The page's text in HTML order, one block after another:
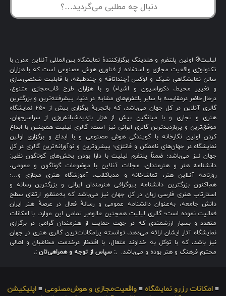
لیلیت® اولین پلتفرم و هلدینگ برگزارکنندهٔ نمایشگاه بین‌المللی آنلاین مدرن با
تکنولوژی واقعیت مجازی و استفاده از فناوری هوش مصنوعی است که با هزاران
سالن نمایشگاهی شیک و لوکس (چنداتاقه و چندطبقه، با قابلیت شخصی‌سازی
و تغییر محیط، دکوراسیون و اشیاء) و با هزاران طرح قاب‌مجازی متنوع،
درحال‌حاضر درمقایسه با سایر پلتفرم‌های مشابه در دنیا، پیشرفته‌ترین و بزرگترین
گالری آنلاین در کل جهان می‌باشد، که باتجربهٔ برگزاری بیش از ۲۵۰ نمایشگاه
هنری و تجاری و با میانگین بیش از هزار بازدیدشبانه‌روزی از سراسرجهان،
موفق‌ترین و پربازدیدترین گالری ایرانی نیز است؛ گالری لیلیت همچنین با ابداع
کردن اولین نگارخانه با گویندگی هوش مصنوعی و با ابداع و برگزاری اولین
نمایشگاه در جهان‌های ناممکن و فانتزی؛ پیشروترین و نوآورانه‌ترین گالری در کل
جهان نیز می‌باشد؛ ضمناً پلتفرم لیلیت با دارا بودن بخش‌های گوناگون نظیر:
دانشنامه هنر و هنرمندان، مجلات آنلاین با موضوعات گوناگون و عمومی،
روزنامه آنلاین هنر، تماشاخانه و مدیاکلاب، آموزشگاه هنری مجازی و…؛
هم‌اکنون بزرگترین دانشنامه بیوگرافی هنرمندان ایرانی و بزرگترین رسانه و
استارتاپ هنری فارسی زبان در کل جهان نیز می‌باشد که به‌منظور ارتقای سطح
دانش جامعه، به‌عنوان دانشنامه عمومی و رسانهٔ فعال در عرصهٔ هنر ایران
فعالیت نموده است؛ گالری لیلیت همچنین علاوه‌بر تمامی این موارد، با امکانات
متعدد و بسیار ارزشمندی که در جهت حمایت از هنرمندان گرامی در برگزاری
نمایشگاه آثار ایشان ارائه می‌دهد، توانسته پرامکانات‌ترین گالری هنری در جهان
نیز باشد، که با توکل به خداوند متعال، با افتخار درخدمت مخاطبان و اهالی
محترم فرهنگ و هنر بوده و می‌باشد. .: سپاس از توجه و همراهی‌تان :.
≡ امکانات رزرو نمایشگاه ≡ واقعیت‌مجازی و هوش‌مصنوعی ≡ اپلیکیشن